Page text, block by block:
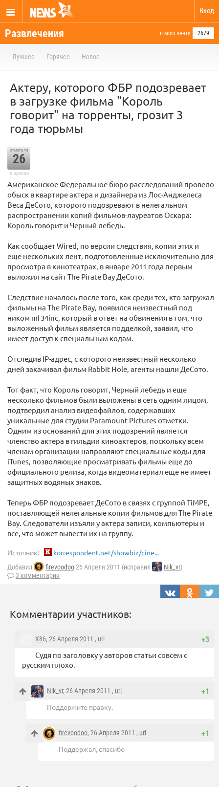
Вход
Развлечения в мою ленту 2679
Лучшее Горячее Новое
Актеру, которого ФБР подозревает
в загрузке фильма "Король
говорит" на торренты, грозит 3
года тюрьмы
отметили
26
в архиве
Американское Федеральное бюро расследований провело
обыск в квартире актера и дизайнера из Лос-Анджелеса
Веса ДеСото, которого подозревают в нелегальном
распространении копий фильмов-лауреатов Оскара:
Король говорит и Черный лебедь.
Как сообщает Wired, по версии следствия, копии этих и
еще нескольких лент, подготовленные исключительно для
просмотра в кинотеатрах, в январе 2011 года первым
выложил на сайт The Pirate Bay ДеСото.
Следствие началось после того, как среди тех, кто загружал
фильмы на The Pirate Bay, появился неизвестный под
ником mf34inc, который в ответ на обвинения в том, что
выложенный фильм является подделкой, заявил, что
имеет доступ к специальным кодам.
Отследив IP-адрес, с которого неизвестный несколько
дней закачивал фильм Rabbit Hole, агенты нашли ДеСото.
Тот факт, что Король говорит, Черный лебедь и еще
несколько фильмов были выложены в сеть одним лицом,
подтвердил анализ видеофайлов, содержавших
уникальные для студии Paramount Pictures отметки.
Одним из оснований для этих подозрений является
членство актера в гильдии киноактеров, поскольку всем
членам организации направляют специальные коды для
iTunes, позволяющие просматривать фильмы еще до
официального релиза, когда видеоматериал еще не имеет
защитных водяных знаков.
Теперь ФБР подозревает ДеСото в связях с группой TiMPE,
поставляющей нелегальные копии фильмов для The Pirate
Bay. Следователи изъяли у актера записи, компьютеры и
все, что может вывести их на группу.
Источник: korrespondent.net/showbiz/cine...
Добавил firevoodoo26 Апреля 2011 (исправил Nik_vr)
3 комментария
Комментарии участников:
+3
X86, 26 Апреля 2011 , url
Судя по заголовку у авторов статьи совсем с
русским плохо.
+1
Nik_vr, 26 Апреля 2011 , url
Поддержите правку.
+1
firevoodoo, 26 Апреля 2011 , url
Поддержал, спасибо